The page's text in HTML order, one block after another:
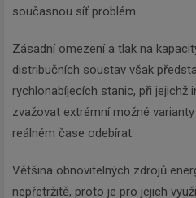
současnou síť problém.
Zásadní omezení a tlak na
distribučních soustav však
rychlonabíjecích stanic, při jejichž
zvažovat extrémní možné
reálném čase odebírat.
Většina obnovitelných zdrojů
nepřetržitě, proto je pro jejich